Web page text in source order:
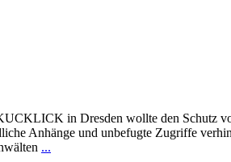
in Dresden wollte den Schutz
Anhänge und unbefugte Zugriffe
...